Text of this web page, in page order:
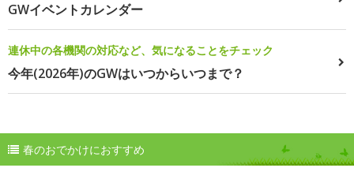
GWイベントカレンダー
連休中の各機関の対応など、気になることをチェック
今年(2026年)のGWはいつからいつまで？
春のおでかけにおすすめ